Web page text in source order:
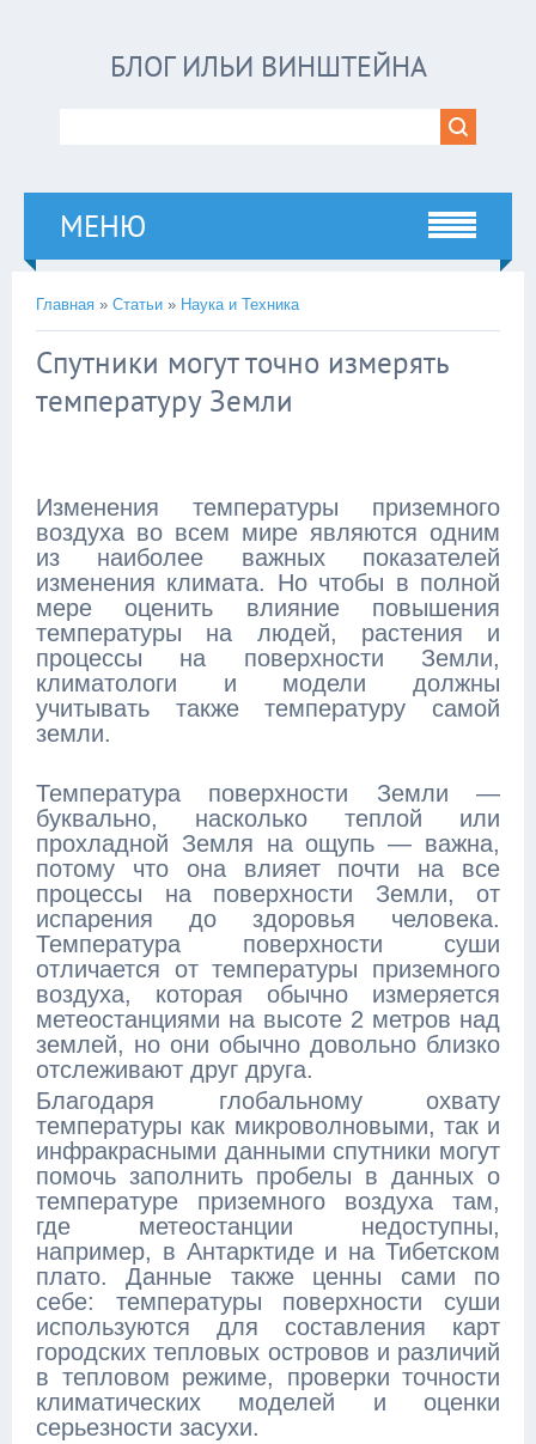
БЛОГ ИЛЬИ ВИНШТЕЙНА
МЕНЮ
Главная » Статьи » Наука и Техника
Спутники могут точно измерять
температуру Земли
Изменения температуры приземного
воздуха во всем мире являются одним
из наиболее важных показателей
изменения климата. Но чтобы в полной
мере оценить влияние повышения
температуры на людей, растения и
процессы на поверхности Земли,
климатологи и модели должны
учитывать также температуру самой
земли.
Температура поверхности Земли —
буквально, насколько теплой или
прохладной Земля на ощупь — важна,
потому что она влияет почти на все
процессы на поверхности Земли, от
испарения до здоровья человека.
Температура поверхности суши
отличается от температуры приземного
воздуха, которая обычно измеряется
метеостанциями на высоте 2 метров над
землей, но они обычно довольно близко
отслеживают друг друга.
Благодаря глобальному охвату
температуры как микроволновыми, так и
инфракрасными данными спутники могут
помочь заполнить пробелы в данных о
температуре приземного воздуха там,
где метеостанции недоступны,
например, в Антарктиде и на Тибетском
плато. Данные также ценны сами по
себе: температуры поверхности суши
используются для составления карт
городских тепловых островов и различий
в тепловом режиме, проверки точности
климатических моделей и оценки
серьезности засухи.